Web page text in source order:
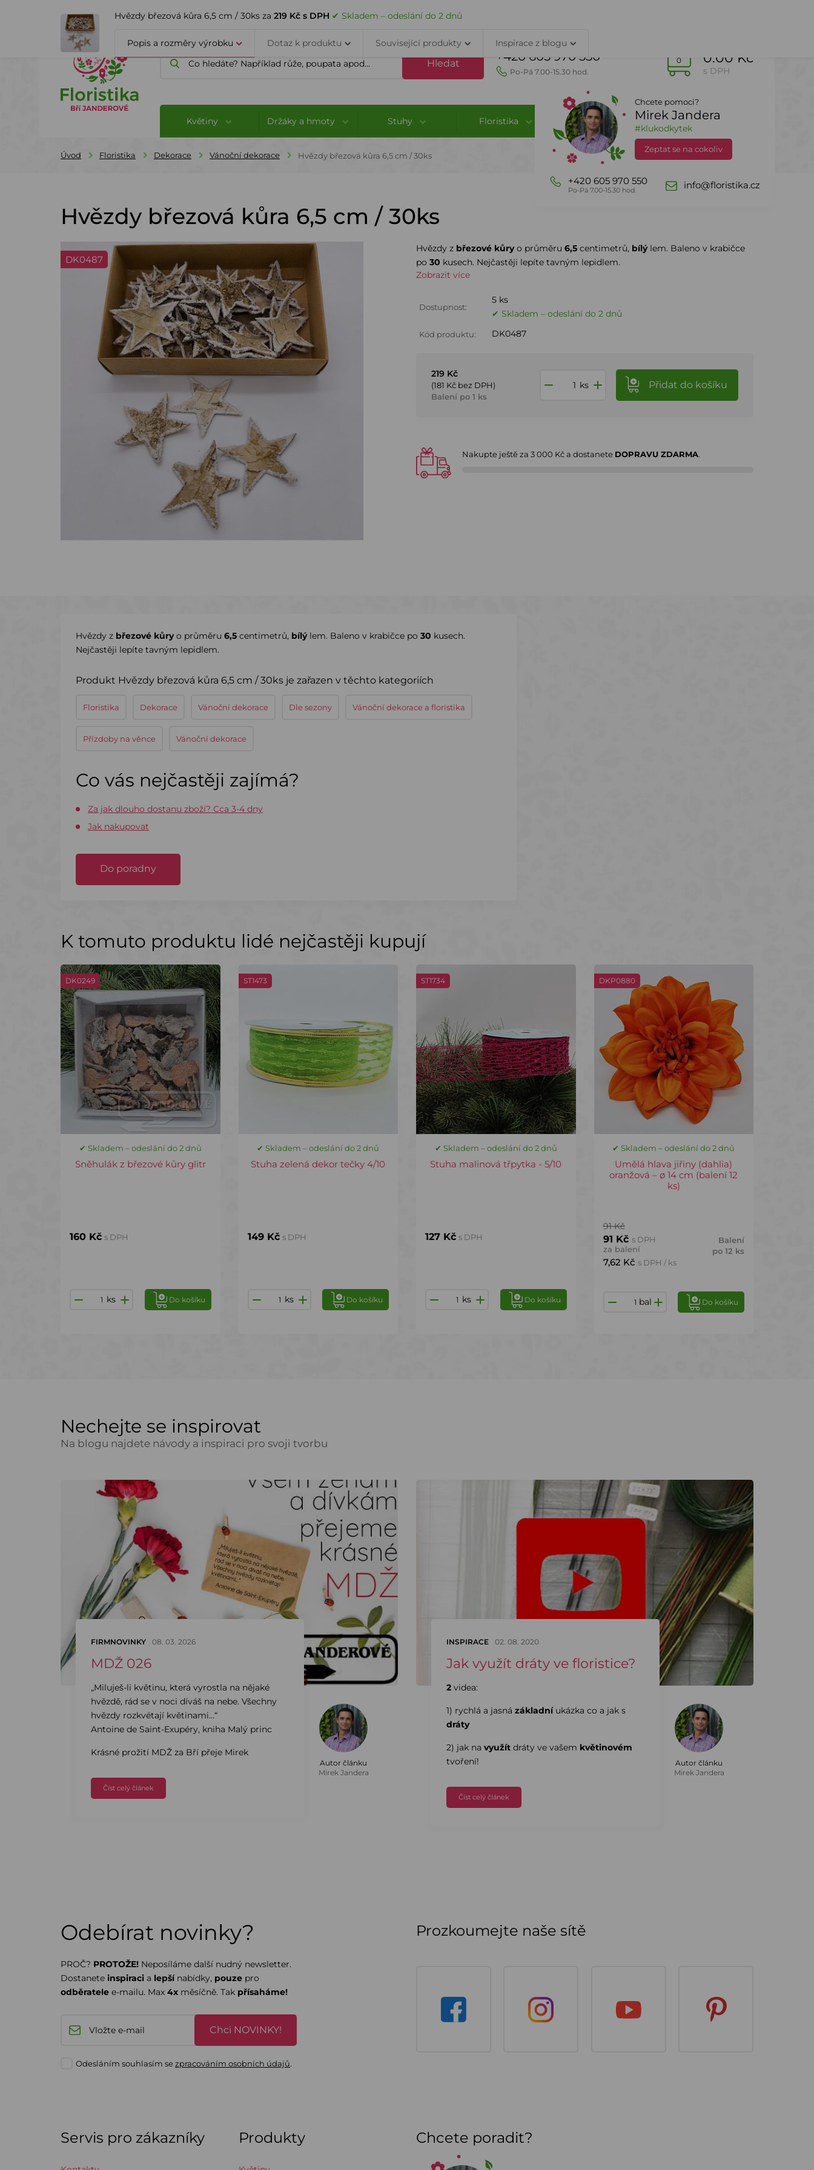
ÚVOD O FIRMĚ BLOG VELKOOBCHOD DOPRAVA A PLATBA PORADNA
Hledat +420 605 970 550
Po-Pá 7.00-15.30 hod.
0 0.00 Kč
s DPH
Květiny Držáky a hmoty Stuhy Floristika Dle sezony DealZone
Úvod Floristika Dekorace Vánoční dekorace Hvězdy březová kůra 6,5 cm / 30ks
Hvězdy březová kůra 6,5 cm / 30ks
DK0487
Hvězdy z březové kůryo průměru 6,5 centimetrů, bílýlem. Baleno v krabičce
po 30 kusech. Nejčastěji lepíte tavným lepidlem.
Zobrazit více
Dostupnost:
5 ks
✔ Skladem – odeslání do 2 dnů
Kód produktu: DK0487
219 Kč
(181 Kč bez DPH)
Balení po 1 ks
ks Přidat do košíku
Nakupte ještě za 3 000 Kča dostanete DOPRAVU ZDARMA.
Hvězdy březová kůra 6,5 cm / 30ks za 219 Kč s DPH ✔ Skladem – odeslání do 2 dnů
Popis a rozměry výrobku Dotaz k produktu Související produkty Inspirace z blogu
Hvězdy z březové kůryo průměru 6,5 centimetrů, bílýlem. Baleno v krabičce po 30 kusech.
Nejčastěji lepíte tavným lepidlem.
Produkt Hvězdy březová kůra 6,5 cm / 30ks je zařazen v těchto kategoriích
Floristika Dekorace Vánoční dekorace Dle sezony Vánoční dekorace a floristika
Přízdoby na věnce Vánoční dekorace
Co vás nejčastěji zajímá?
Za jak dlouho dostanu zboží? Cca 3-4 dny
Jak nakupovat
Do poradny
Chcete pomoci?
Mirek Jandera
#klukodkytek
Zeptat se na cokoliv
+420 605 970 550
Po-Pá 7.00-15.30 hod. info@floristika.cz
K tomuto produktu lidé nejčastěji kupují
DK0249
✔ Skladem – odeslání do 2 dnů
Sněhulák z březové kůry glitr
160 Kč s DPH
ks Do košíku
ST1473
✔ Skladem – odeslání do 2 dnů
Stuha zelená dekor tečky 4/10
149 Kč s DPH
ks Do košíku
ST1734
✔ Skladem – odeslání do 2 dnů
Stuha malinová třpytka - 5/10
127 Kč s DPH
ks Do košíku
DKP0880
✔ Skladem – odeslání do 2 dnů
Umělá hlava jiřiny (dahlia)
oranžová – ø 14 cm (balení 12
ks)
91 Kč
91 Kč s DPH
za balení
7,62 Kč s DPH / ks
Balení
po 12 ks
bal Do košíku
Nechejte se inspirovat
Na blogu najdete návody a inspiraci pro svoji tvorbu
FIRMNOVINKY 08. 03. 2026
MDŽ 026
„Miluješ-li květinu, která vyrostla na nějaké
hvězdě, rád se v noci díváš na nebe. Všechny
hvězdy rozkvétají květinami…“
Antoine de Saint-Exupéry, kniha Malý princ
Krásné prožití MDŽ za Bří přeje Mirek
Číst celý článek
Autor článku
Mirek Jandera
INSPIRACE 02. 08. 2020
Jak využít dráty ve floristice?
2 videa:
1) rychlá a jasná základníukázka co a jak s
dráty
2) jak na využít dráty ve vašem květinovém
tvoření!
Číst celý článek
Autor článku
Mirek Jandera
Odebírat novinky?
PROČ? PROTOŽE! Neposíláme další nudný newsletter.
Dostanete inspiraci a lepšínabídky, pouze pro
odběratele e-mailu. Max 4x měsíčně. Tak přísaháme!
Chci NOVINKY!
Odesláním souhlasím sezpracováním osobních údajů.
Prozkoumejte naše sítě
Servis pro zákazníky Produkty Chcete poradit?